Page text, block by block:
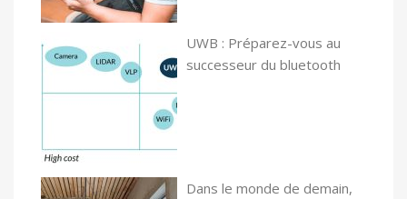
UWB : Préparez-vous au
successeur du bluetooth
Dans le monde de demain,